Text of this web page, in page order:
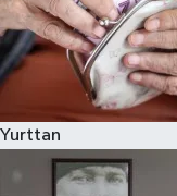
Yurttan